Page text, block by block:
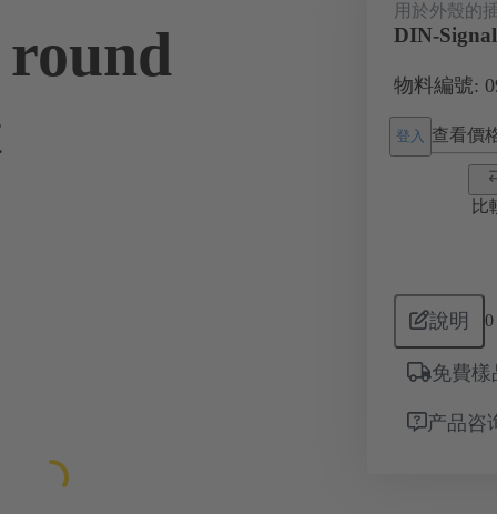
用於外殼的
DIN-
物料編號:
登入 查看價
比
說明 0
免費樣
产品咨